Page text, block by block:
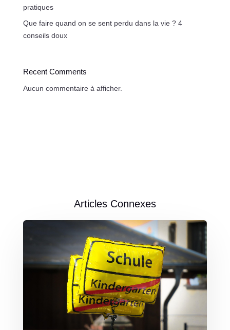
pratiques
Que faire quand on se sent perdu dans la vie ? 4
conseils doux
Recent Comments
Aucun commentaire à afficher.
Articles Connexes